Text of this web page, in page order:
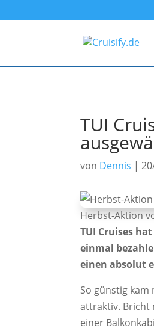
TUI
von Dennis |
Herbst-Aktion
TUI Cruises
einmal
einen absolut
So günstig kam
attraktiv. Bricht
einer